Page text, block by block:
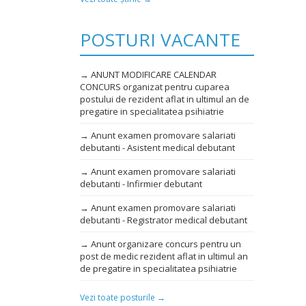
POSTURI VACANTE
→ ANUNT MODIFICARE CALENDAR
CONCURS organizat pentru cuparea
postului de rezident aflat in ultimul an de
pregatire in specialitatea psihiatrie
→ Anunt examen promovare salariati
debutanti - Asistent medical debutant
→ Anunt examen promovare salariati
debutanti - Infirmier debutant
→ Anunt examen promovare salariati
debutanti - Registrator medical debutant
→ Anunt organizare concurs pentru un
post de medic rezident aflat in ultimul an
de pregatire in specialitatea psihiatrie
Vezi toate posturile →